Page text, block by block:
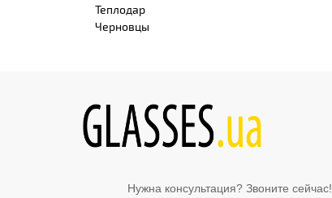
Теплодар
Черновцы
Нужна консультация? Звоните сейчас!